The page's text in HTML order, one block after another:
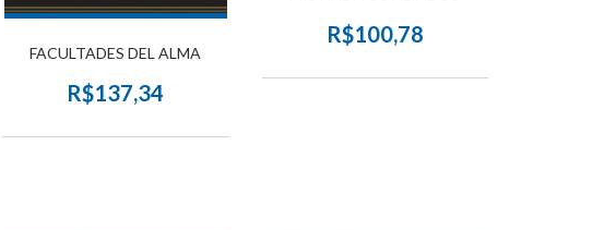
FACULTADES DEL ALMA
R$137,34
R$100,78